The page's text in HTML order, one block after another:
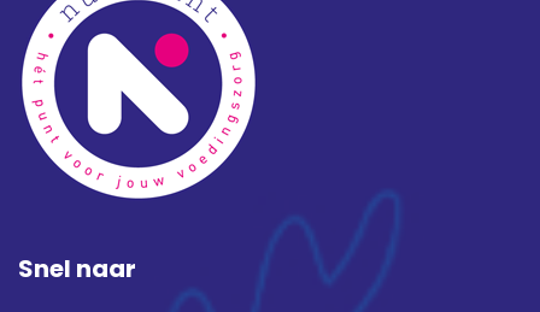
Snel naar